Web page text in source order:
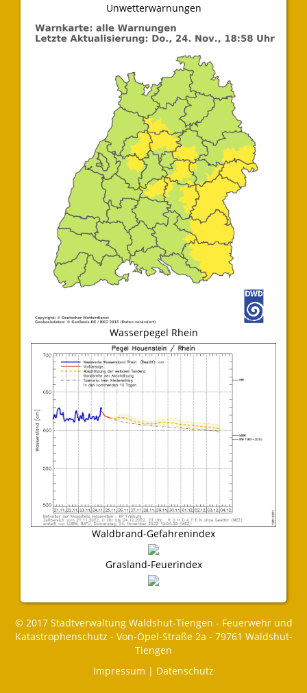
Unwetterwarnungen
Wasserpegel Rhein
Waldbrand-Gefahrenindex
Grasland-Feuerindex
© 2017 Stadtverwaltung Waldshut-Tiengen - Feuerwehr und
Katastrophenschutz - Von-Opel-Straße 2a - 79761 Waldshut-
Tiengen
Impressum | Datenschutz